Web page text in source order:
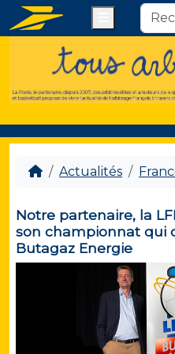
Actualités
Notre partenaire, la
son championnat qui
Butagaz Energie